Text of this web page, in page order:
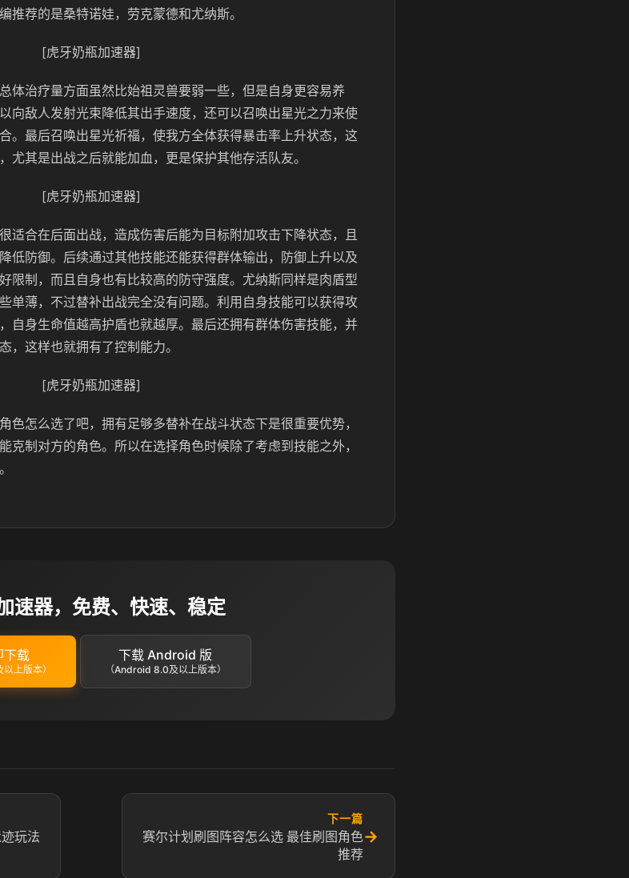
推荐的是桑特诺娃，劳克蒙德和尤纳斯。
[虎牙奶瓶加速器]
体治疗量方面虽然比始祖灵兽要弱一些，但是自身更容易养
向敌人发射光束降低其出手速度，还可以召唤出星光之力来使
。最后召唤出星光祈福，使我方全体获得暴击率上升状态，这
尤其是出战之后就能加血，更是保护其他存活队友。
[虎牙奶瓶加速器]
适合在后面出战，造成伤害后能为目标附加攻击下降状态，且
低防御。后续通过其他技能还能获得群体输出，防御上升以及
限制，而且自身也有比较高的防守强度。尤纳斯同样是肉盾型
单薄，不过替补出战完全没有问题。利用自身技能可以获得攻
自身生命值越高护盾也就越厚。最后还拥有群体伤害技能，并
，这样也就拥有了控制能力。
[虎牙奶瓶加速器]
色怎么选了吧，拥有足够多替补在战斗状态下是很重要优势，
克制对方的角色。所以在选择角色时候除了考虑到技能之外，
速器，免费、快速、稳定
下载
以上版本）
下载 Android 版
（Android 8.0及以上版本）
玩法
下一篇
赛尔计划刷图阵容怎么选 最佳刷图角色
推荐
→